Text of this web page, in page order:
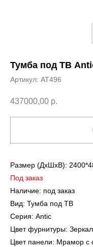
Тумба под ТВ
Артикул: AT496
437000,00 р.
Размер (ДxШxВ):
Под заказ
Наличие: под заказ
Вид: Тумба под ТВ
Серия: Antic
Цвет фурнитуры:
Цвет панели: Мрамор